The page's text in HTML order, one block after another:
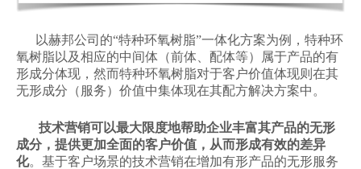
以赫邦公司的“特种环氧树脂”一体化方案为例，特种环
氧树脂以及相应的中间体（前体、配体等）属于产品的有
形成分体现，然而特种环氧树脂对于客户价值体现则在其
无形成分（服务）价值中集体现在其配方解决方案中。
技术营销可以最大限度地帮助企业丰富其产品的无形
成分，提供更加全面的客户价值，从而形成有效的差异
化。基于客户场景的技术营销在增加有形产品的无形服务